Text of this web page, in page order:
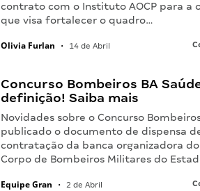
contrato com o Instituto AOCP para a
que visa fortalecer o quadro…
Olivia Furlan • 14 de Abril
Concurso Bombeiros BA
definição! Saiba mais
Novidades sobre o Concurso
publicado o documento de dispensa
contratação da banca organizadora
Corpo de Bombeiros Militares do
Equipe Gran • 2 de Abril